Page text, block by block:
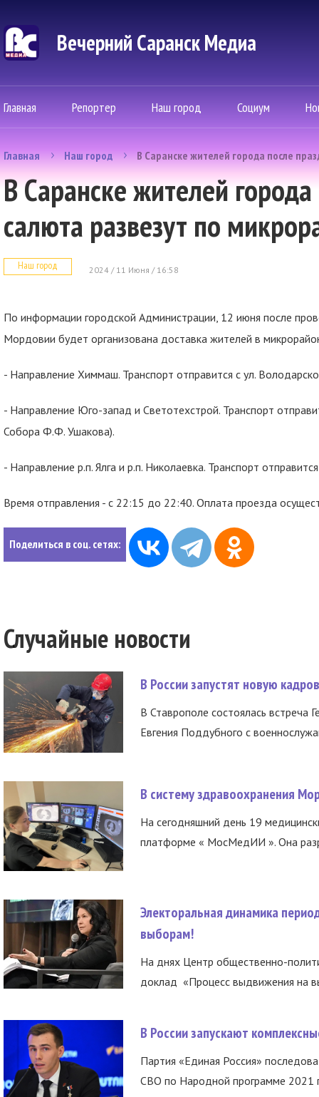
Вечерний Саранск Mедиа
Главная Репортер Наш город Социум
Главная Наш город В Саранске жителей города после
В Саранске жителей
салюта развезут по
Наш город 2024 / 11 Июня / 16:58
По информации городской Администрации, 12 июня после
Мордовии будет организована доставка жителей в
- Направление Химмаш. Транспорт отправится с ул.
- Направление Юго-запад и Светотехстрой. Транспорт
Собора Ф.Ф. Ушакова).
- Направление р.п. Ялга и р.п. Николаевка. Транспорт
Время отправления - с 22:15 до 22:40. Оплата проезда
Поделиться в соц. сетях:
Случайные новости
В России запустят новую
В Ставрополе состоялась встреча
Евгения Поддубного с
В систему здравоохранения
На сегодняшний день 19
платформе « МосМедИИ ». Она
Электоральная динамика
выборам!
На днях Центр общественно-
доклад «Процесс выдвижения на
В России запускают
Партия «Единая Россия»
СВО по Народной программе 2021